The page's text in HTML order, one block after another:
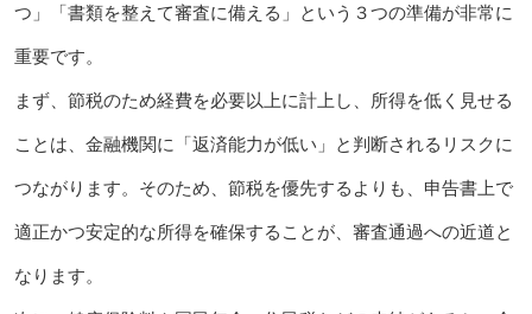
つ」「書類を整えて審査に備える」という３つの準備が非常に
重要です。
まず、節税のため経費を必要以上に計上し、所得を低く見せる
ことは、金融機関に「返済能力が低い」と判断されるリスクに
つながります。そのため、節税を優先するよりも、申告書上で
適正かつ安定的な所得を確保することが、審査通過への近道と
なります。